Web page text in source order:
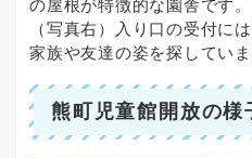
の屋根が特徴的な園舎です。
（写真右）入り口の受付に
家族や友達の姿を探していま
熊町児童館開放の様